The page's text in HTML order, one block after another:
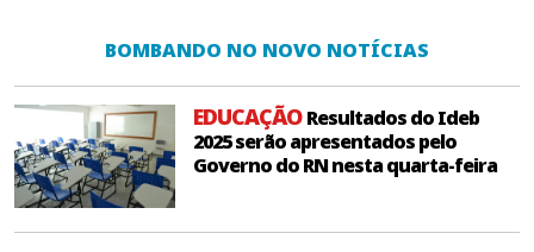
BOMBANDO NO NOVO NOTÍCIAS
EDUCAÇÃOResultados do Ideb
2025 serão apresentados pelo
Governo do RN nesta quarta-feira